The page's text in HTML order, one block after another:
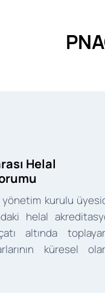
Helal
yönetim kurulu
helal
altında
küresel